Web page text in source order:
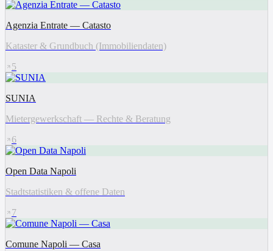
Agenzia Entrate — Catasto
Kataster & Grundbuch (Immobiliendaten)
5
SUNIA
Mietergewerkschaft — Rechte & Beratung
6
Open Data Napoli
Stadtstatistiken & offene Daten
7
Comune Napoli — Casa